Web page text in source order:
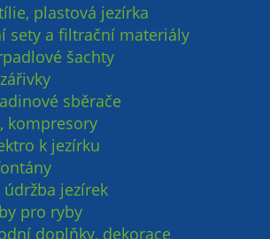
plastová jezírka
sety a filtrační materiály
šachty
sběrače
kompresory
k jezírku
údržba jezírek
pro ryby
doplňky, dekorace